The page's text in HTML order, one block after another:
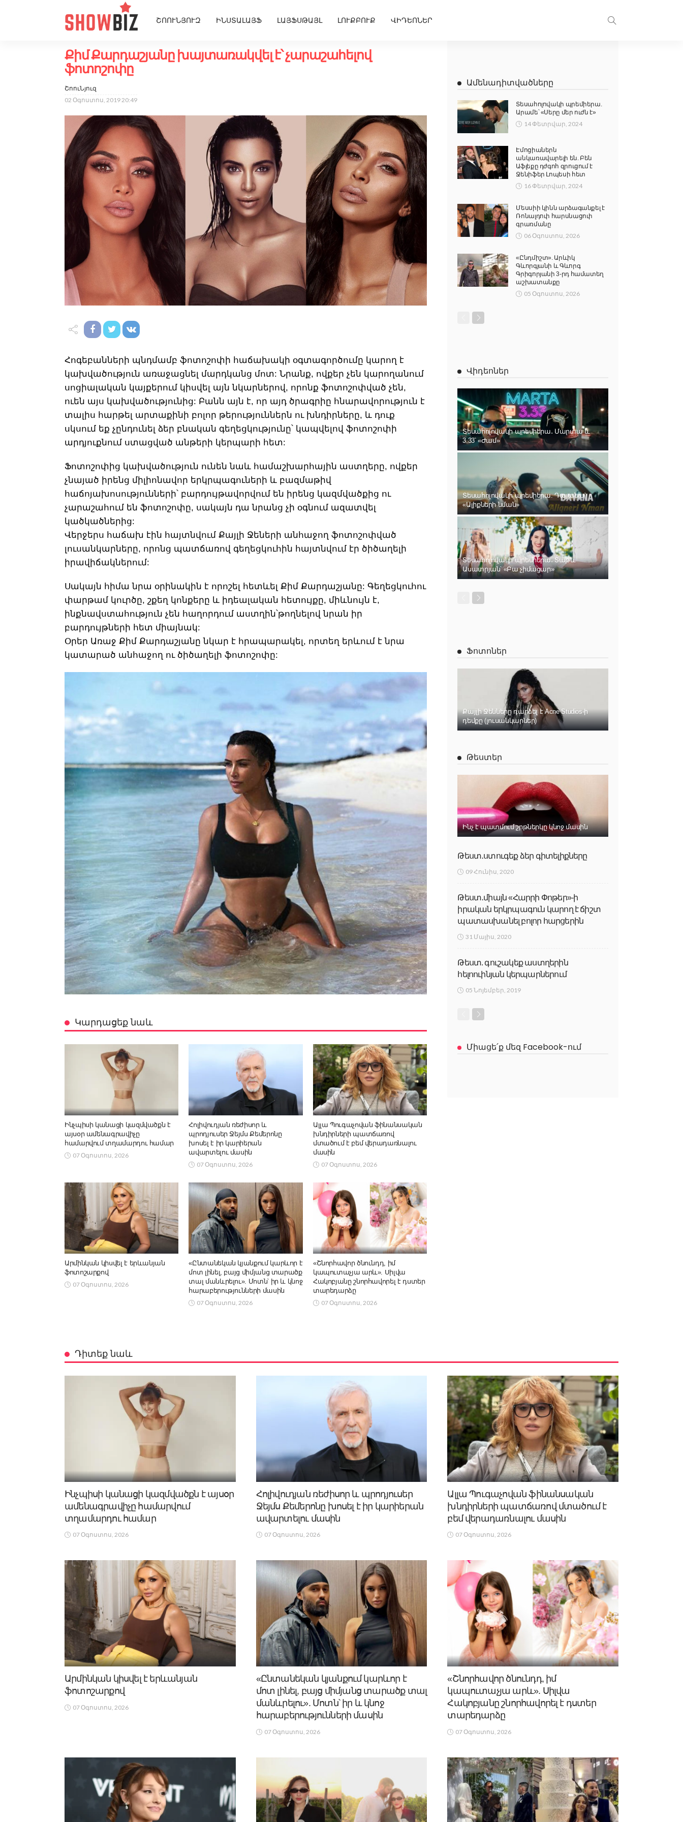
ՇՈՈՒՆՅՈՒԶ ԻՆՍՏԱԼԱՅՖ ԼԱՅՖՍԹԱՅԼ ԼՈՒՔԲՈՒՔ ՎԻԴԵՈՆԵՐ
Քիմ Քարդաշյանը խայտառակվել է՝ չարաշահելով
ֆոտոշոփը
ՇոուՆյուզ
02 Օգոստոս, 2019 20:49
Հոգեբանների պնդմամբ ֆոտոշոփի հաճախակի օգտագործումը կարող է
կախվածություն առաջացնել մարդկանց մոտ: Նրանք, ովքեր չեն կարողանում
սոցիալական կայքերում կիսվել այն նկարներով, որոնք ֆոտոշոփված չեն,
ուեն այս կախվածությունից: Բանն այն է, որ այդ ծրագրիը հնարավորություն է
տալիս հարթել արտաքինի բոլոր թերություններն ու խնդիրները, և դուք
սկսում եք չընդունել ձեր բնական գեղեցկությունը՝ կապվելով ֆոտոշոփի
արդյուքնում ստացված անթերի կերպարի հետ:
Ֆոտոշոփից կախվածություն ունեն նաև համաշխարհային աստղերը, ովքեր
չնայած իրենց միլիոնավոր երկրպագուների և բազմաթիվ
հաճոյախոսությունների՝ բարդույթավորվում են իրենց կազմվածքից ու
չարաշահում են ֆոտոշոփը, սակայն դա նրանց չի օգնում ազատվել
կածկածներից:
Վերջերս հաճախ էին հայտնվում Քայլի Ջեների անհաջող ֆոտոշոփված
լուսանկարները, որոնց պատճառով գեղեցկուհին հայտնվում էր ծիծաղելի
իրավիճակներում:
Սակայն հիմա նրա օրինակին է որոշել հետևել Քիմ Քարդաշյանը: Գեղեցկուհու
փարթամ կուրծը, շքեղ կոնքերը և իդեալական հետույքը, միևնույն է,
ինքնավստահություն չեն հաղորդում աստղին՝թողնելով նրան իր
բարդույթների հետ միայնակ:
Օրեր Առաջ Քիմ Քարդաշյանը նկար է հրապարակել, որտեղ երևում է նրա
կատարած անհաջող ու ծիծաղելի ֆոտոշոփը:
Կարդացեք նաև
Ինչպիսի կանացի կազմվածքն է
այսօր ամենագրավիչը
համարվում տղամարդու համար
07 Օգոստոս, 2026
Հոլիվուդյան ռեժիսոր և
պրոդյուսեր Ջեյմս Քեմերոնը
խոսել է իր կարիերան
ավարտելու մասին
07 Օգոստոս, 2026
Ալլա Պուգաչովան ֆինանսական
խնդիրների պատճառով
մտածում է բեմ վերադառնալու
մասին
07 Օգոստոս, 2026
Արմինկան կիսվել է երևանյան
ֆոտոշարքով
07 Օգոստոս, 2026
«Ընտանեկան կյանքում կարևոր է
մոտ լինել, բայց միմյանց տարածք
տալ մանևրելու». Մոտն՝ իր և կնոջ
հարաբերությունների մասին
07 Օգոստոս, 2026
«Շնորհավոր ծնունդդ, իմ
կապուտաչյա արև». Սիլվա
Հակոբյանը շնորհավորել է դստեր
տարեդարձը
07 Օգոստոս, 2026
Ամենադիտվածները
Տեսահոլովակի պրեմիերա.
Արամե՝ «Սերը մեր ուժն է»
14 Փետրվար, 2024
Էմոցիաներն
անկառավարելի են. Բեն
Աֆլեքը դժգոհ զրուցում է
Ջենիֆեր Լոպեսի հետ
16 Փետրվար, 2024
Մեսսիի կինն արձագանքել է
Ռոնալդուի հարսնացուի
գրառմանը
06 Օգոստոս, 2026
«Ընդմիշտ». Արևիկ
Գևորգյանի և Գևորգ
Գրիգորյանի 3-րդ համատեղ
աշխատանքը
05 Օգոստոս, 2026
Վիդեոներ
Տեսահոլովակի պրեմիերա․ Մարտա և
3.33՝ «Ժամ»
Տեսահոլովակի պրեմիերա. Դայանա՝
«Ալիքների նման»
Տեսահոլովակի պրեմիերա․ Տաթև
Ասատրյան՝ «Բա չիմացար»
Ֆոտոներ
Քայլի Ջենները դարձել է Acne Studios-ի
դեմքը (լուսանկարներ)
Թեստեր
Ինչ է պատմում շրթներկը կնոջ մասին
Թեստ․ստուգեք ձեր գիտելիքները
09 Հունիս, 2020
Թեստ․միայն «Հարրի Փոթեր»-ի
իրական երկրպագուն կարող է ճիշտ
պատասխանել բոլոր հարցերին
31 Մայիս, 2020
Թեստ. գուշակեք աստղերին
հելոուինյան կերպարներում
05 Նոյեմբեր, 2019
Միացե՛ք մեզ Facebook-ում
Դիտեք նաև
Ինչպիսի կանացի կազմվածքն է այսօր
ամենագրավիչը համարվում
տղամարդու համար
07 Օգոստոս, 2026
Հոլիվուդյան ռեժիսոր և պրոդյուսեր
Ջեյմս Քեմերոնը խոսել է իր կարիերան
ավարտելու մասին
07 Օգոստոս, 2026
Ալլա Պուգաչովան ֆինանսական
խնդիրների պատճառով մտածում է
բեմ վերադառնալու մասին
07 Օգոստոս, 2026
Արմինկան կիսվել է երևանյան
ֆոտոշարքով
07 Օգոստոս, 2026
«Ընտանեկան կյանքում կարևոր է
մոտ լինել, բայց միմյանց տարածք տալ
մանևրելու». Մոտն՝ իր և կնոջ
հարաբերությունների մասին
07 Օգոստոս, 2026
«Շնորհավոր ծնունդդ, իմ
կապուտաչյա արև». Սիլվա
Հակոբյանը շնորհավորել է դստեր
տարեդարձը
07 Օգոստոս, 2026